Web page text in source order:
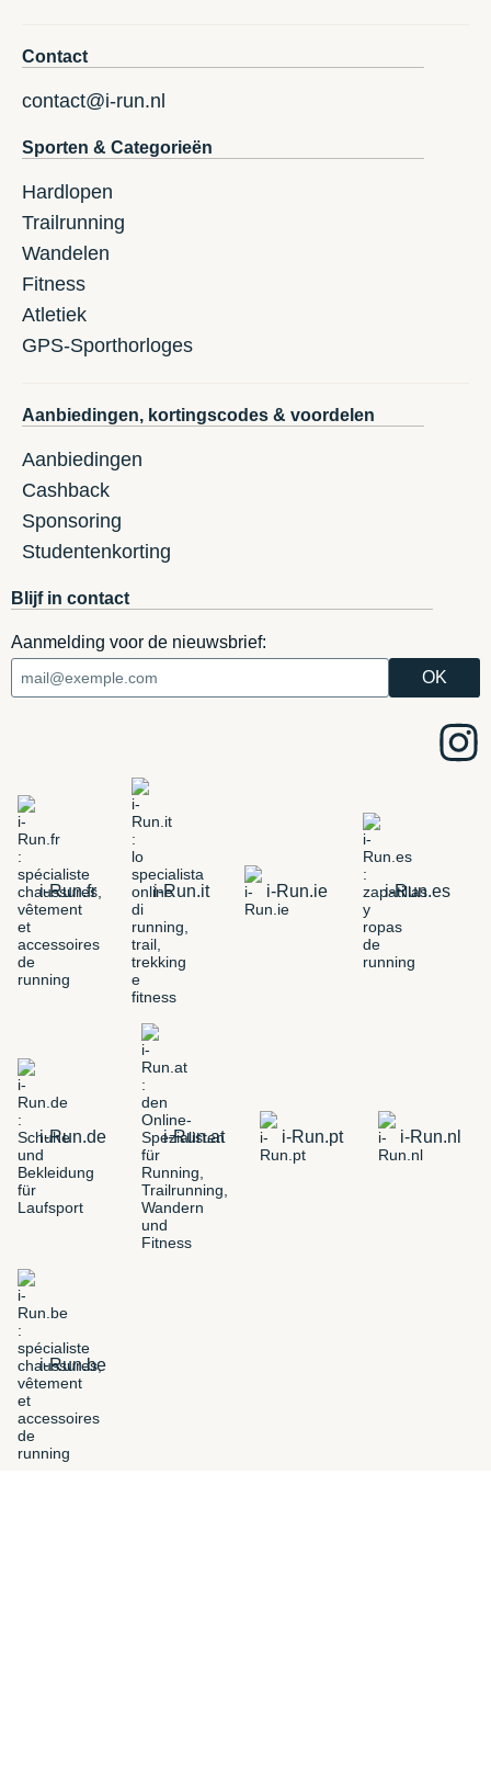
Contact
contact@i-run.nl
Sporten & Categorieën
Hardlopen
Trailrunning
Wandelen
Fitness
Atletiek
GPS-Sporthorloges
Aanbiedingen, kortingscodes & voordelen
Aanbiedingen
Cashback
Sponsoring
Studentenkorting
Blijf in contact
Aanmelding voor de nieuwsbrief:
i-Run.fr i-Run.it i-Run.ie i-Run.es
i-Run.de i-Run.at i-Run.pt i-Run.nl
i-Run.be